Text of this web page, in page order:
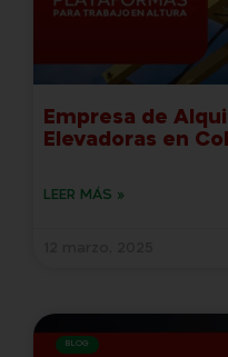
Empresa de
Elevadoras en
LEER MÁS »
BLOG